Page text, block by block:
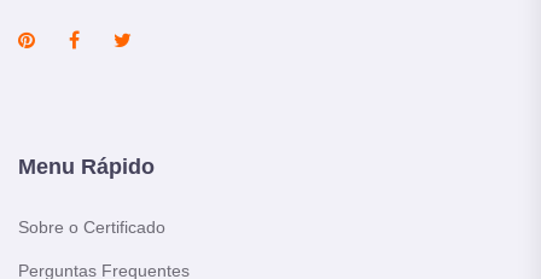
Menu Rápido
Sobre o Certificado
Perguntas Frequentes